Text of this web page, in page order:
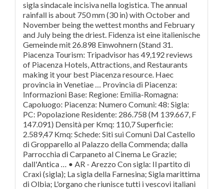
sigla sindacale incisiva nella logistica. The annual
rainfall is about 750 mm (30 in) with October and
November being the wettest months and February
and July being the driest. Fidenza ist eine italienische
Gemeinde mit 26.898 Einwohnern (Stand 31.
Piacenza Tourism: Tripadvisor has 49,192 reviews
of Piacenza Hotels, Attractions, and Restaurants
making it your best Piacenza resource. Haec
provincia in Venetiae … Provincia di Piacenza:
Informazioni Base: Regione: Emilia-Romagna:
Capoluogo: Piacenza: Numero Comuni: 48: Sigla:
PC: Popolazione Residente: 286.758 (M 139.667, F
147.091) Densità per Kmq: 110,7 Superficie:
2.589,47 Kmq: Schede: Siti sui Comuni Dal Castello
di Gropparello al Palazzo della Commenda; dalla
Parrocchia di Carpaneto al Cinema Le Grazie;
dall'Antica … • AR - Arezzo Con sigla: Il partito di
Craxi (sigla); La sigla della Farnesina; Sigla marittima
di Olbia; L'organo che riunisce tutti i vescovi italiani